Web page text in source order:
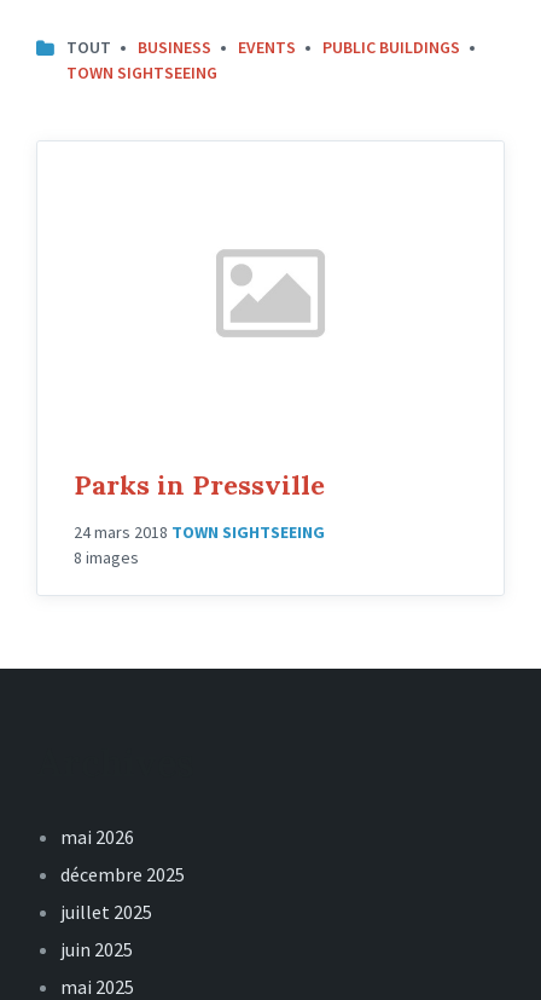
TOUT BUSINESS EVENTS
PUBLIC BUILDINGS
TOWN SIGHTSEEING
Parks in Pressville
24 mars 2018 TOWN SIGHTSEEING
8 images
mai 2026
décembre 2025
juillet 2025
juin 2025
mai 2025